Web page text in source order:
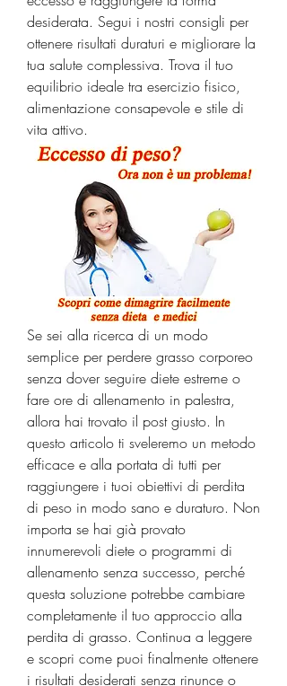
desiderata. Segui i nostri consigli per
ottenere risultati duraturi e migliorare la
tua salute complessiva. Trova il tuo
equilibrio ideale tra esercizio fisico,
alimentazione consapevole e stile di
vita attivo.
Se sei alla ricerca di un modo
semplice per perdere grasso corporeo
senza dover seguire diete estreme o
fare ore di allenamento in palestra,
allora hai trovato il post giusto. In
questo articolo ti sveleremo un metodo
efficace e alla portata di tutti per
raggiungere i tuoi obiettivi di perdita
di peso in modo sano e duraturo. Non
importa se hai già provato
innumerevoli diete o programmi di
allenamento senza successo, perché
questa soluzione potrebbe cambiare
completamente il tuo approccio alla
perdita di grasso. Continua a leggere
e scopri come puoi finalmente ottenere
i risultati desiderati senza rinunce o